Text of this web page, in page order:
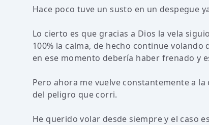
Hace poco tuve un susto en un despegue
Lo cierto es que gracias a Dios la vela
100% la calma, de hecho continue
en ese momento debería haber frenado y
Pero ahora me vuelve constantemente a
del peligro que corri.
He querido volar desde siempre y el caso